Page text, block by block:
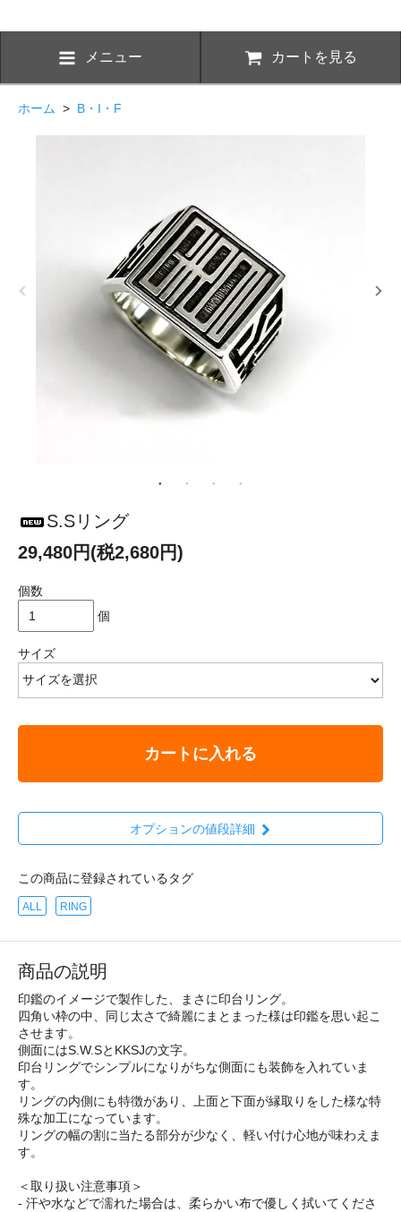
メニュー カートを見る
ホーム > B・I・F
S.Sリング
29,480円(税2,680円)
個数
個
サイズ
カートに入れる
オプションの値段詳細
この商品に登録されているタグ
ALL RING
商品の説明
印鑑のイメージで製作した、まさに印台リング。
四角い枠の中、同じ太さで綺麗にまとまった様は印鑑を思い起こ
させます。
側面にはS.W.SとKKSJの文字。
印台リングでシンプルになりがちな側面にも装飾を入れていま
す。
リングの内側にも特徴があり、上面と下面が縁取りをした様な特
殊な加工になっています。
リングの幅の割に当たる部分が少なく、軽い付け心地が味わえま
す。
＜取り扱い注意事項＞
- 汗や水などで濡れた場合は、柔らかい布で優しく拭いてくださ